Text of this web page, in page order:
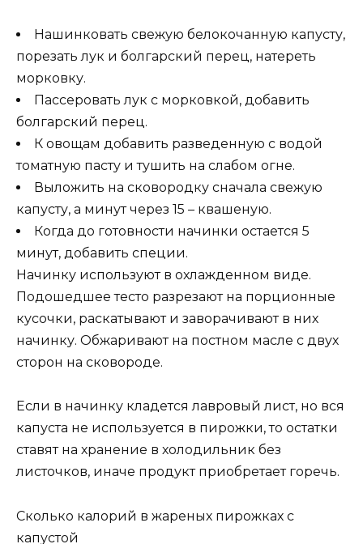
Нашинковать свежую белокочанную капусту,
порезать лук и болгарский перец, натереть
морковку.
Пассеровать лук с морковкой, добавить
болгарский перец.
К овощам добавить разведенную с водой
томатную пасту и тушить на слабом огне.
Выложить на сковородку сначала свежую
капусту, а минут через 15 – квашеную.
Когда до готовности начинки остается 5
минут, добавить специи.
Начинку используют в охлажденном виде.
Подошедшее тесто разрезают на порционные
кусочки, раскатывают и заворачивают в них
начинку. Обжаривают на постном масле с двух
сторон на сковороде.
Если в начинку кладется лавровый лист, но вся
капуста не используется в пирожки, то остатки
ставят на хранение в холодильник без
листочков, иначе продукт приобретает горечь.
Сколько калорий в жареных пирожках с
капустой